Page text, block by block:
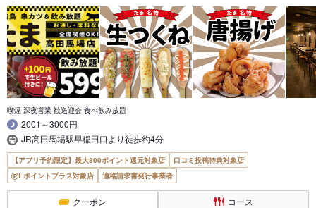
喫煙 深夜営業 歓送迎会 食べ飲み放題
2001～3000円
JR高田馬場駅早稲田口より徒歩約4分
【アプリ予約限定】最大800ポイント還元対象店
口コミ投稿特典対象店
ポイントプラス対象店
適格請求書発行事業者
クーポン コース